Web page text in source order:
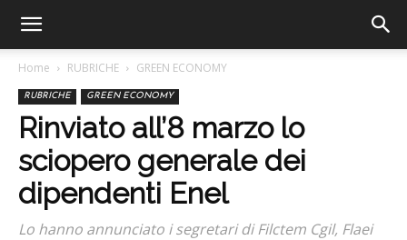
Home RUBRICHE GREEN ECONOMY
RUBRICHE GREEN ECONOMY
Rinviato all’8 marzo lo
sciopero generale dei
dipendenti Enel
Lo hanno annunciato i segretari di Filctem Cgil, Flaei